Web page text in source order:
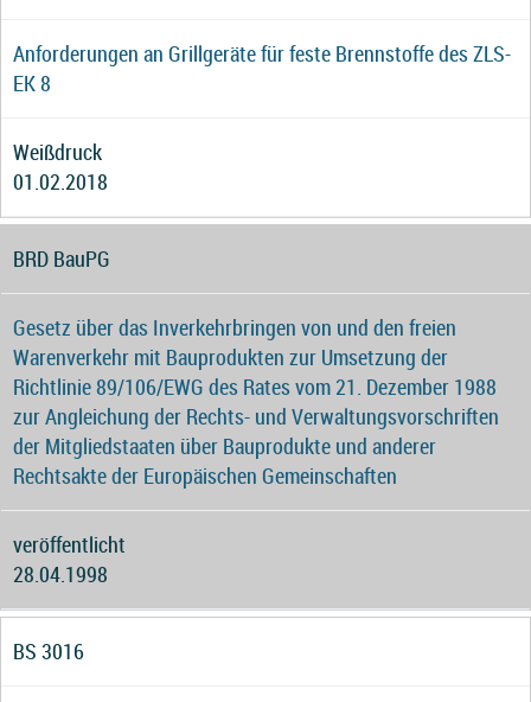
Anforderungen an Grillgeräte für feste Brennstoffe des ZLS-
EK 8
Weißdruck
01.02.2018
BRD BauPG
Gesetz über das Inverkehrbringen von und den freien
Warenverkehr mit Bauprodukten zur Umsetzung der
Richtlinie 89/106/EWG des Rates vom 21. Dezember 1988
zur Angleichung der Rechts- und Verwaltungsvorschriften
der Mitgliedstaaten über Bauprodukte und anderer
Rechtsakte der Europäischen Gemeinschaften
veröffentlicht
28.04.1998
BS 3016